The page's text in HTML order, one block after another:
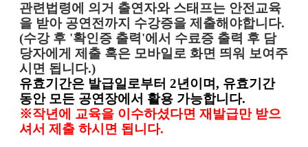
관련법령에 의거 출연자와 스태프는 안전교육
을 받아 공연전까지 수강증을 제출해야합니다.
(수강 후 '확인증 출력'에서 수료증 출력 후 담
당자에게 제출 혹은 모바일로 화면 띄워 보여주
시면 됩니다.)
유효기간은 발급일로부터 2년이며, 유효기간
동안 모든 공연장에서 활용 가능합니다.
※작년에 교육을 이수하셨다면 재발급만 받으
셔서 제출 하시면 됩니다.